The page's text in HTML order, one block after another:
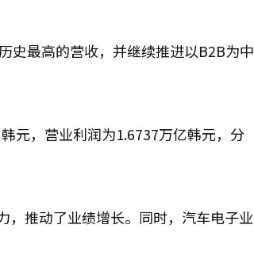
史最高的营收，并继续推进以B2B为中
元，营业利润为1.6737万亿韩元，分
，推动了业绩增长。同时，汽车电子业